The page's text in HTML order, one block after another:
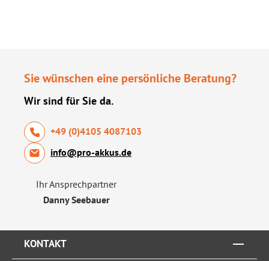
Sie wünschen eine persönliche Beratung?
Wir sind für Sie da.
+49 (0)4105 4087103
info@pro-akkus.de
Ihr Ansprechpartner
Danny Seebauer
KONTAKT